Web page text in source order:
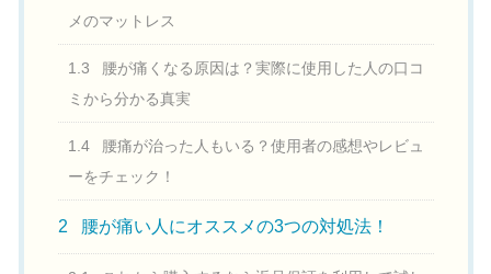
メのマットレス
1.3
腰が痛くなる原因は？実際に使用した人の口コ
ミから分かる真実
1.4
腰痛が治った人もいる？使用者の感想やレビュ
ーをチェック！
2 腰が痛い人にオススメの3つの対処法！